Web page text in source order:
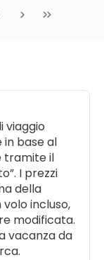
viaggio
base al
tramite il
I prezzi
della
incluso,
modificata.
vacanza da